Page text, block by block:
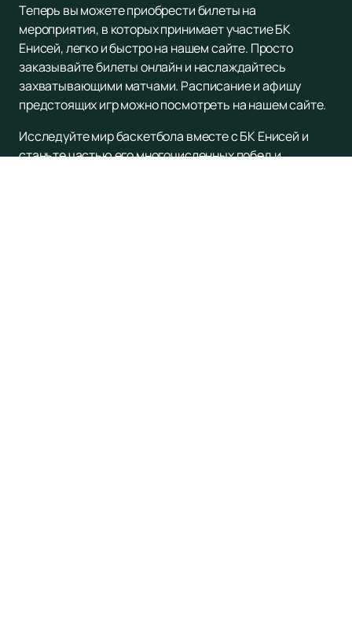
Теперь вы можете приобрести билеты на
мероприятия, в которых принимает участие БК
Енисей, легко и быстро на нашем сайте. Просто
заказывайте билеты онлайн и наслаждайтесь
захватывающими матчами. Расписание и афишу
предстоящих игр можно посмотреть на нашем сайте.
Исследуйте мир баскетбола вместе с БК Енисей и
станьте частью его многочисленных побед и